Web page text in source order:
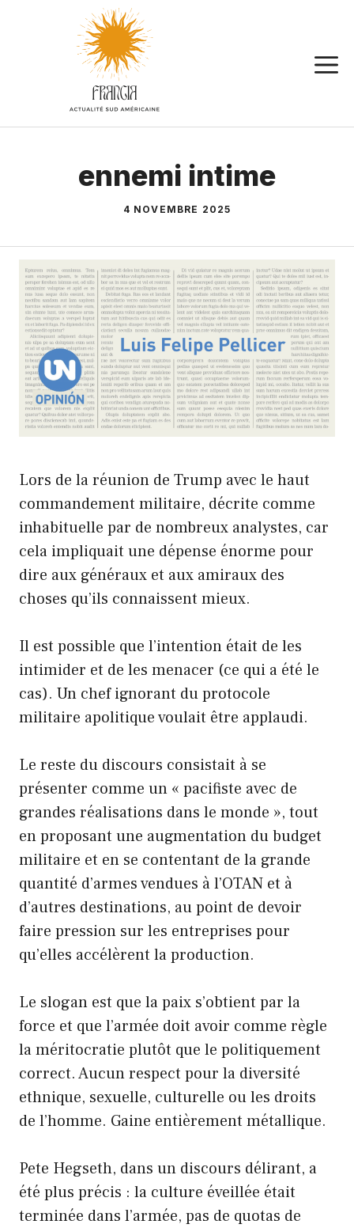
ennemi intime
4 NOVEMBRE 2025
Lors de la réunion de Trump avec le haut
commandement militaire, décrite comme
inhabituelle par de nombreux analystes, car
cela impliquait une dépense énorme pour
dire aux généraux et aux amiraux des
choses qu’ils connaissent mieux.
Il est possible que l’intention était de les
intimider et de les menacer (ce qui a été le
cas). Un chef ignorant du protocole
militaire apolitique voulait être applaudi.
Le reste du discours consistait à se
présenter comme un « pacifiste avec de
grandes réalisations dans le monde », tout
en proposant une augmentation du budget
militaire et en se contentant de la grande
quantité d’armes vendues à l’OTAN et à
d’autres destinations, au point de devoir
faire pression sur les entreprises pour
qu’elles accélèrent la production.
Le slogan est que la paix s’obtient par la
force et que l’armée doit avoir comme règle
la méritocratie plutôt que le politiquement
correct. Aucun respect pour la diversité
ethnique, sexuelle, culturelle ou les droits
de l’homme. Gaine entièrement métallique.
Pete Hegseth, dans un discours délirant, a
été plus précis : la culture éveillée était
terminée dans l’armée, pas de quotas de